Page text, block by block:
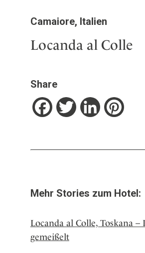
Camaiore, Italien
Locanda al Colle
Share
FacebookTwitterLinkedIn
Mehr Stories zum Hotel:
Locanda al Colle, Toskana –
gemeißelt